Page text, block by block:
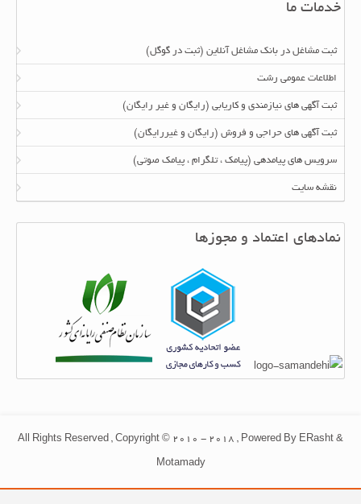
خدمات ما
ثبت مشاغل در بانک مشاغل آنلاین (ثبت در گوگل)
اطلاعات عمومی رشت
ثبت آگهی های نیازمندی و کاریابی (رایگان و غیر رایگان)
ثبت آگهی های حراجی و فروش (رایگان و غیررایگان)
سرویس های پیامدهی (پیامک ، تلگرام ، پیامک صوتی)
نقشه سایت
نمادهای اعتماد و مجوزها
All Rights Reserved , Copyright © 2010 - 2018 , Powered By ERasht &
Motamady